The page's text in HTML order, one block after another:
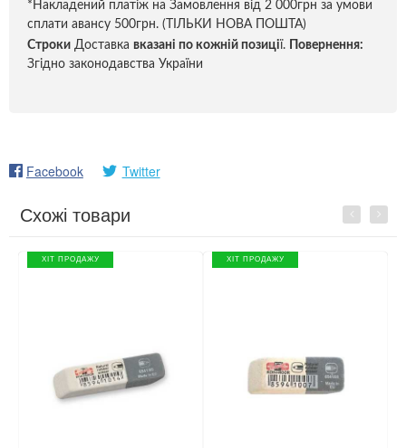
*Накладений платіж на Замовлення від 2 000грн за умови
сплати авансу 500грн. (ТІЛЬКИ НОВА ПОШТА)
Строки Доставка вказані по кожній позиції.
Повернення:
Згідно законодавства України
Facebook Twitter
Схожі товари Previous
ХІТ ПРОДАЖУ ХІТ ПРОДАЖУ
Next